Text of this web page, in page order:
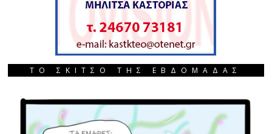
ΤΟ ΣΚΙΤΣΟ ΤΗΣ ΕΒΔΟΜΑΔΑΣ